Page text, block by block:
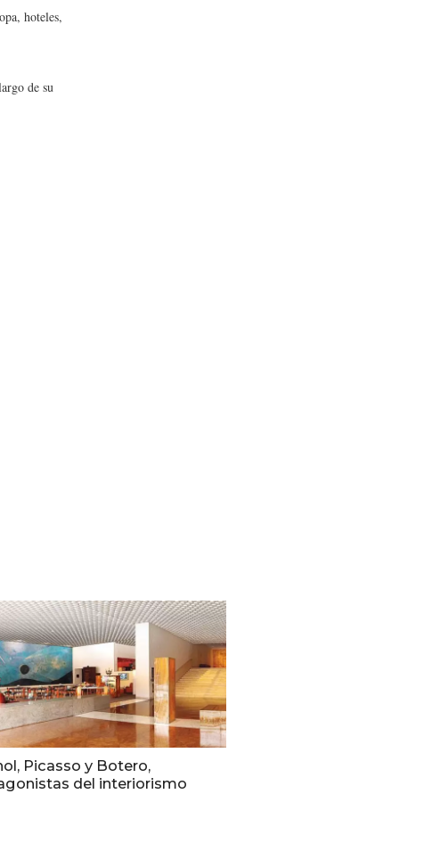
hoteles,
de su
Picasso y Botero,
del interiorismo